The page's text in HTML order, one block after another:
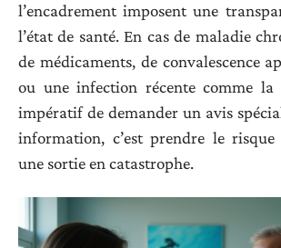
l’encadrement imposent une
l’état de santé. En cas de maladie
de médicaments, de convalescence
ou une infection récente comme la
impératif de demander un avis
information, c’est prendre le
une sortie en catastrophe.